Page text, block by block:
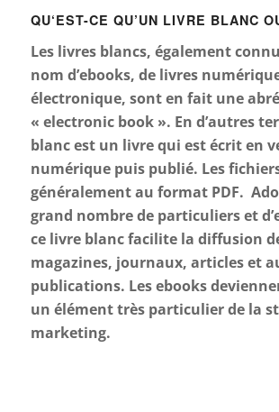
QU‘EST-CE QU’UN LIVRE BLANC
Les livres blancs, également
nom d’ebooks, de livres
électronique, sont en fait une
« electronic book ». En d’autres
blanc est un livre qui est écrit en
numérique puis publié. Les
généralement au format PDF.
grand nombre de particuliers et
ce livre blanc facilite la diffusion
magazines, journaux, articles et
publications. Les ebooks
un élément très particulier de la
marketing.